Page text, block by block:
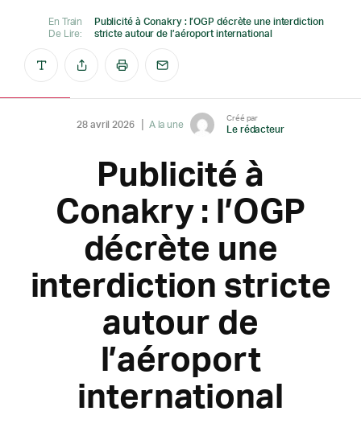
En Train
De Lire:
Publicité à Conakry : l’OGP décrète une interdiction
stricte autour de l’aéroport international
28 avril 2026 A la une
Créé par
Le rédacteur
Publicité à
Conakry : l’OGP
décrète une
interdiction stricte
autour de
l’aéroport
international